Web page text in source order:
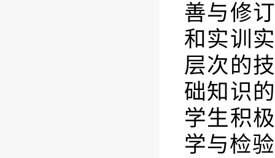
善与修
和实训
层次的
础知识
学生积
学与检